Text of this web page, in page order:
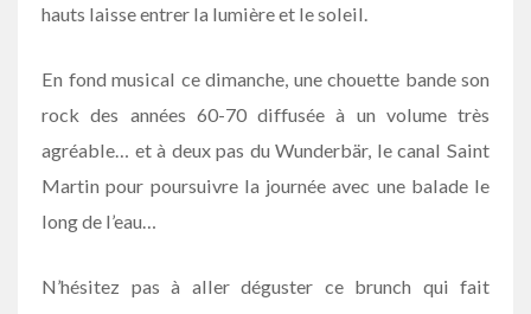
hauts laisse entrer la lumière et le soleil.
En fond musical ce dimanche, une chouette bande son
rock des années 60-70 diffusée à un volume très
agréable… et à deux pas du Wunderbär, le canal Saint
Martin pour poursuivre la journée avec une balade le
long de l’eau…
N’hésitez pas à aller déguster ce brunch qui fait